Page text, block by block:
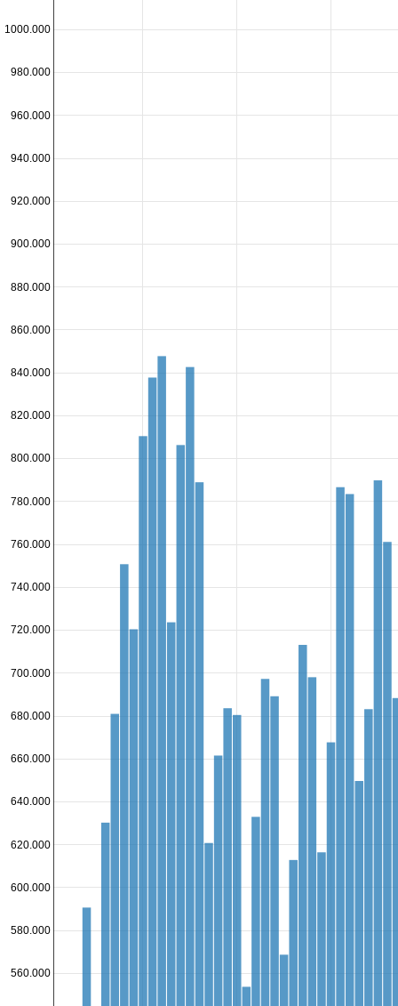
560.000
580.000
600.000
620.000
640.000
660.000
680.000
700.000
720.000
740.000
760.000
780.000
800.000
820.000
840.000
860.000
880.000
900.000
920.000
940.000
960.000
980.000
1000.000